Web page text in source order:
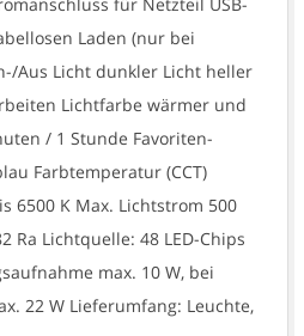
Laden (nur bei
Aus Licht dunkler Licht heller
Lichtfarbe wärmer und
/ 1 Stunde Favoriten-
Farbtemperatur (CCT)
6500 K Max. Lichtstrom 500
Ra Lichtquelle: 48 LED-Chips
max. 10 W, bei
22 W Lieferumfang: Leuchte,